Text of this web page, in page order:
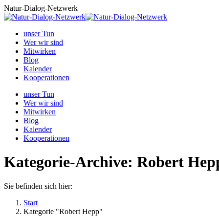
Zum
Inhalt
Natur-Dialog-Netzwerk
unser Tun
Wer wir sind
Mitwirken
Blog
Kalender
Kooperationen
unser Tun
Wer wir sind
Mitwirken
Blog
Kalender
Kooperationen
Kategorie-Archive: Robert
Sie befinden sich hier:
Start
Kategorie "Robert Hepp"